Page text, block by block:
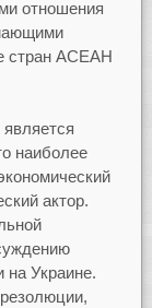
отношения
стран АСЕАН
наиболее
актор.
на Украине.